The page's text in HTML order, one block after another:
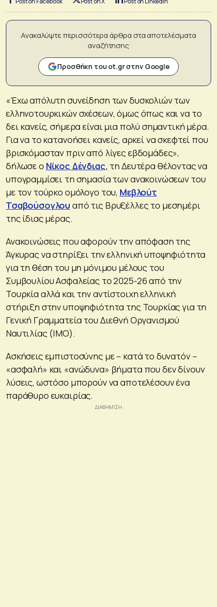
Ανακαλύψτε περισσότερα άρθρα στα αποτελέσματα
αναζήτησης
Προσθήκη του ot.gr στην Google
«Έχω απόλυτη συνείδηση των δυσκολιών των
ελληνοτουρκικών σχέσεων, όμως όπως και να το
δει κανείς, σήμερα είναι μια πολύ σημαντική μέρα.
Για να το κατανοήσει κανείς, αρκεί να σκεφτεί που
βρισκόμασταν πριν από λίγες εβδομάδες»,
δήλωσε ο Νίκος Δένδιας, τη Δευτέρα θέλοντας να
υπογραμμίσει τη σημασία των ανακοινώσεων του
με τον τούρκο ομόλογο του, Μεβλούτ
Τσαβούσογλου από τις Βρυξέλλες το μεσημέρι
της ίδιας μέρας.
Ανακοινώσεις που αφορούν την απόφαση της
Άγκυρας να στηρίξει την ελληνική υποψηφιότητα
για τη θέση του μη μόνιμου μέλους του
Συμβουλίου Ασφαλείας το 2025-26 από την
Τουρκία αλλά και την αντίστοιχη ελληνική
στήριξη στην υποψηφιότητα της Τουρκίας για τη
Γενική Γραμματεία του Διεθνή Οργανισμού
Ναυτιλίας (ΙΜΟ).
Ασκήσεις εμπιστοσύνης με – κατά το δυνατόν –
«ασφαλή» και «ανώδυνα» βήματα που δεν δίνουν
λύσεις, ωστόσο μπορούν να αποτελέσουν ένα
παράθυρο ευκαιρίας.